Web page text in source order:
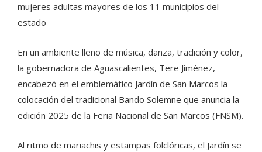
mujeres adultas mayores de los 11 municipios del
estado
En un ambiente lleno de música, danza, tradición y color,
la gobernadora de Aguascalientes, Tere Jiménez,
encabezó en el emblemático Jardín de San Marcos la
colocación del tradicional Bando Solemne que anuncia la
edición 2025 de la Feria Nacional de San Marcos (FNSM).
Al ritmo de mariachis y estampas folclóricas, el Jardín se